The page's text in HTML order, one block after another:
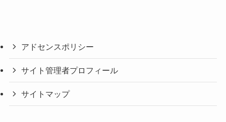
アドセンスポリシー
サイト管理者プロフィール
サイトマップ